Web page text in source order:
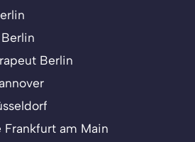
Berlin
am Main